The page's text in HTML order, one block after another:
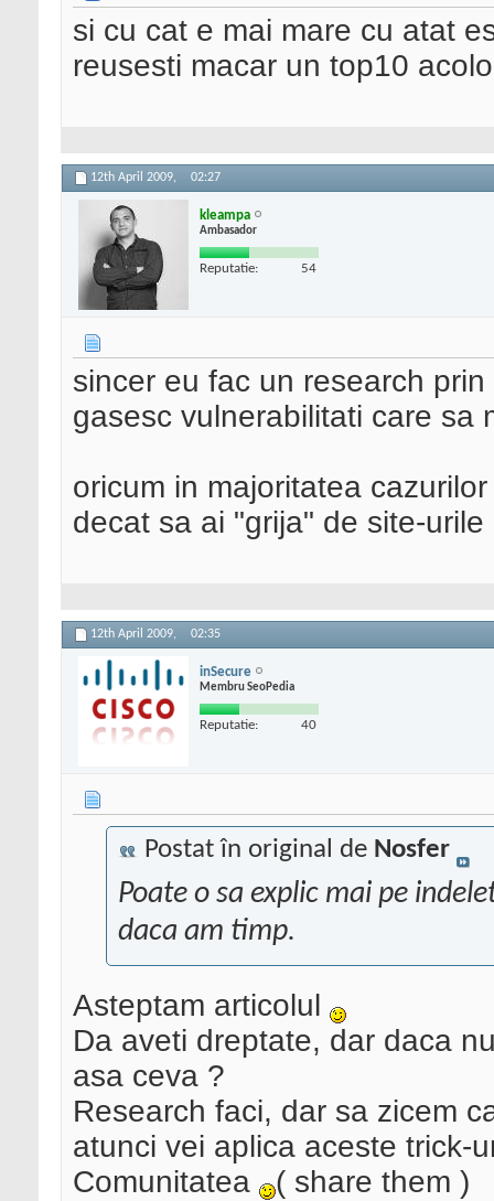
si cu cat e mai mare cu atat
reusesti macar un top10 acolo
12th April 2009, 02:27
kleampa
Ambasador
Reputatie: 54
sincer eu fac un research
gasesc vulnerabilitati care sa
oricum in majoritatea
decat sa ai "grija" de site-
12th April 2009, 02:35
inSecure
Membru SeoPedia
Reputatie: 40
Postat în original de Nosfer
Poate o sa explic mai pe
daca am timp.
Asteptam articolul
Da aveti dreptate, dar daca
asa ceva ?
Research faci, dar sa zicem
atunci vei aplica aceste trick-
Comunitatea
( share them )